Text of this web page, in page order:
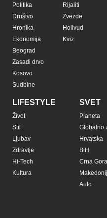
Politika
Društvo
Hronika
Ekonomija
Beograd
Zasadi drvo
Kosovo
Sudbine
Rijaliti
Zvezde
Holivud
Kviz
LIFESTYLE
Život
Stil
Ljubav
Zdravlje
Hi-Tech
Kultura
SVET
Planeta
Globalno
Hrvatska
BiH
Crna Gora
Auto